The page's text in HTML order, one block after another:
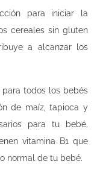
para iniciar la
cereales sin gluten
a alcanzar los
para todos los bebés
de maíz, tapioca y
para tu bebé.
vitamina B1 que
normal de tu bebé.